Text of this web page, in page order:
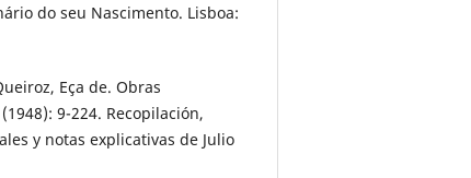
do seu Nascimento. Lisboa:
Eça de. Obras
9-224. Recopilación,
y notas explicativas de Julio